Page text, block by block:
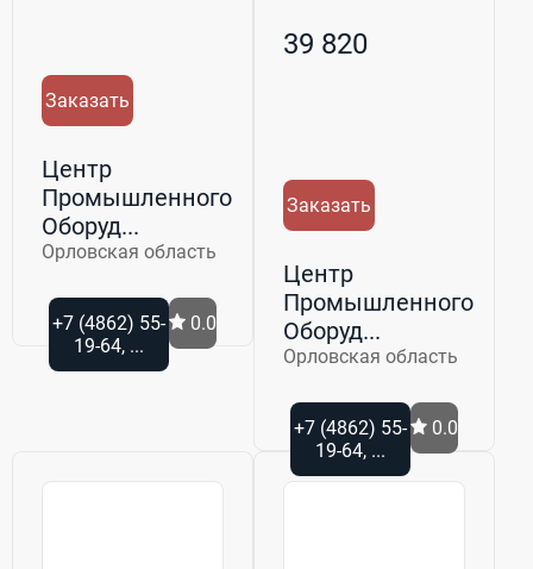
Заказать
Центр
Промышленного
Оборуд...
Орловская область
+7 (4862) 55-
19-64, ...
0.0
39 820
Заказать
Центр
Промышленного
Оборуд...
Орловская область
+7 (4862) 55-
19-64, ...
0.0